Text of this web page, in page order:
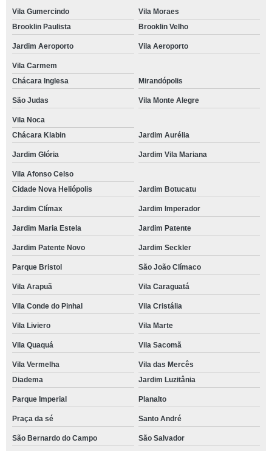
Vila Gumercindo
Vila Moraes
Brooklin Paulista
Brooklin Velho
Jardim Aeroporto Vila Aeroporto
Vila Carmem
Chácara Inglesa
Mirandópolis
São Judas Vila Monte Alegre
Vila Noca
Chácara Klabin
Jardim Aurélia
Jardim Glória Jardim Vila Mariana
Vila Afonso Celso
Cidade Nova Heliópolis
Jardim Botucatu
Jardim Clímax Jardim Imperador
Jardim Maria Estela Jardim Patente
Jardim Patente Novo Jardim Seckler
Parque Bristol São João Clímaco
Vila Arapuã Vila Caraguatá
Vila Conde do Pinhal Vila Cristália
Vila Liviero Vila Marte
Vila Quaquá Vila Sacomã
Vila Vermelha
Vila das Mercês
Diadema
Jardim Luzitânia
Parque Imperial Planalto
Praça da sé Santo André
São Bernardo do Campo São Salvador